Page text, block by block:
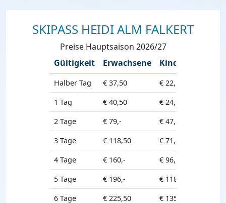
SKIPASS HEIDI ALM FALKERT
Preise Hauptsaison 2026/27
Gültigkeit
Erwachsene Kinder
Halber Tag € 37,50 € 22,50
1 Tag
€ 40,50 € 24,50
2 Tage
€ 79,- € 47,50
3 Tage
€ 118,50 € 71,50
4 Tage
€ 160,- € 96,50
5 Tage
€ 196,- € 118,-
6 Tage
€ 225,50 € 135,50